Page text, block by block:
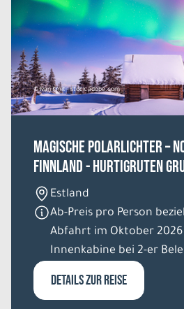
Große
Einzelzimmer Standard
Belegung: 1
REISE VERBINDLICH
9 Tage
Mo. 10.08. - Di.
Große
Einzelzimmer Standard
Belegung: 1
© Ivan Kmit - stock.adobe.com
MAGISCHE POLARLICHTER –
FINNLAND - HURTIGRUTEN
Estland
Ab-Preis pro Person
Abfahrt im Oktober 2026
Innenkabine bei 2-er
DETAILS ZUR REISE